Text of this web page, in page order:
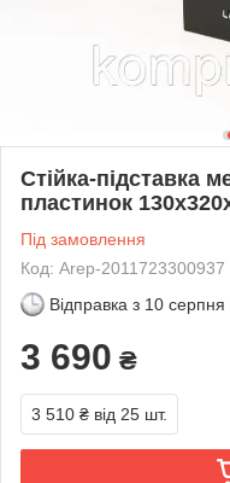
Стійка-підставка
пластинок
Під замовлення
Код: Arep-2011723300937
Відправка з 10 серпня
3 690 ₴
3 510 ₴ від 25 шт.